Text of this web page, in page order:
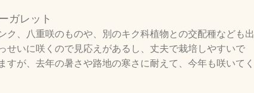
ガレット
、八重咲のものや、別のキク科植物との交配種なども出
せいに咲くので見応えがあるし、丈夫で栽培しやすいで
が、去年の暑さや路地の寒さに耐えて、今年も咲いてく